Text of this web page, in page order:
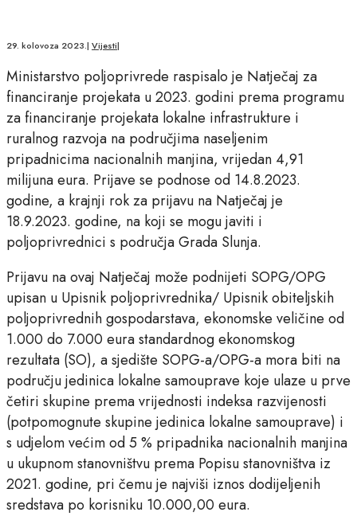
29. kolovoza 2023.| Vijesti|
Ministarstvo poljoprivrede raspisalo je Natječaj za
financiranje projekata u 2023. godini prema programu
za financiranje projekata lokalne infrastrukture i
ruralnog razvoja na područjima naseljenim
pripadnicima nacionalnih manjina, vrijedan 4,91
milijuna eura. Prijave se podnose od 14.8.2023.
godine, a krajnji rok za prijavu na Natječaj je
18.9.2023. godine, na koji se mogu javiti i
poljoprivrednici s područja Grada Slunja.
Prijavu na ovaj Natječaj može podnijeti SOPG/OPG
upisan u Upisnik poljoprivrednika/ Upisnik obiteljskih
poljoprivrednih gospodarstava, ekonomske veličine od
1.000 do 7.000 eura standardnog ekonomskog
rezultata (SO), a sjedište SOPG-a/OPG-a mora biti na
području jedinica lokalne samouprave koje ulaze u prve
četiri skupine prema vrijednosti indeksa razvijenosti
(potpomognute skupine jedinica lokalne samouprave) i
s udjelom većim od 5 % pripadnika nacionalnih manjina
u ukupnom stanovništvu prema Popisu stanovništva iz
2021. godine, pri čemu je najviši iznos dodijeljenih
sredstava po korisniku 10.000,00 eura.